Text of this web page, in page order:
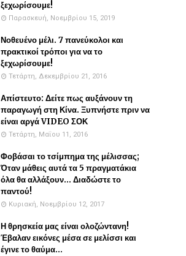
ξεχωρίσουμε!
Παρασκευή, Νοεμβρίου 15, 2019
Νοθευένο μέλι. 7 πανεύκολοι και
πρακτικοί τρόποι για να το
ξεχωρίσουμε!
Τετάρτη, Δεκεμβρίου 21, 2016
Απίστευτο: Δείτε πως αυξάνουν τη
παραγωγή στη Κίνα. Ξυπνήστε πριν να
είναι αργά VIDEO ΣΟΚ
Τετάρτη, Μαΐου 11, 2016
Φοβάσαι το τσίμπημα της μέλισσας;
Όταν μάθεις αυτά τα 5 πραγματάκια
όλα θα αλλάξουν... Διαδώστε το
παντού!
Κυριακή, Νοεμβρίου 12, 2017
Η θρησκεία μας είναι ολοζώντανη!
Έβαλαν εικόνες μέσα σε μελίσσι και
έγινε το θαύμα...